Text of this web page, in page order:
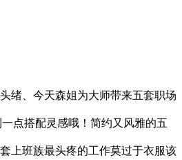
、今天森姐为大师带来五套职场
点搭配灵感哦！简约又风雅的五
上班族最头疼的工作莫过于衣服该